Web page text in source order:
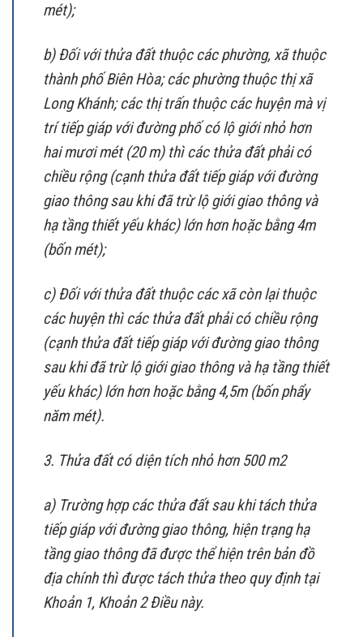
mét);
b) Đối với thửa đất thuộc các phường, xã thuộc
thành phố Biên Hòa; các phường thuộc thị xã
Long Khánh; các thị trấn thuộc các huyện mà vị
trí tiếp giáp với đường phố có lộ giới nhỏ hơn
hai mươi mét (20 m) thì các thửa đất phải có
chiều rộng (cạnh thửa đất tiếp giáp với đường
giao thông sau khi đã trừ lộ giới giao thông và
hạ tầng thiết yếu khác) lớn hơn hoặc bằng 4m
(bốn mét);
c) Đối với thửa đất thuộc các xã còn lại thuộc
các huyện thì các thửa đất phải có chiều rộng
(cạnh thửa đất tiếp giáp với đường giao thông
sau khi đã trừ lộ giới giao thông và hạ tầng thiết
yếu khác) lớn hơn hoặc bằng 4,5m (bốn phẩy
năm mét).
3. Thửa đất có diện tích nhỏ hơn 500 m2
a) Trường hợp các thửa đất sau khi tách thửa
tiếp giáp với đường giao thông, hiện trạng hạ
tầng giao thông đã được thể hiện trên bản đồ
địa chính thì được tách thửa theo quy định tại
Khoản 1, Khoản 2 Điều này.